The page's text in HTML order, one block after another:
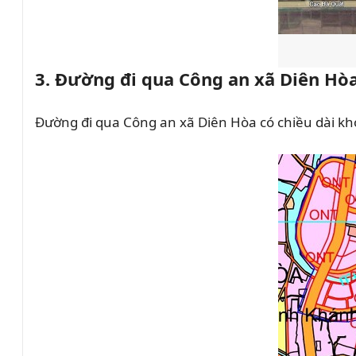
3. Đường đi qua Công an xã Diên
Đường đi qua Công an xã Diên Hòa có chiều dài